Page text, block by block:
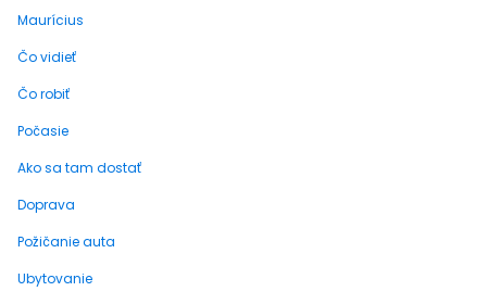
Maurícius
Čo vidieť
Čo robiť
Počasie
Ako sa tam dostať
Doprava
Požičanie auta
Ubytovanie